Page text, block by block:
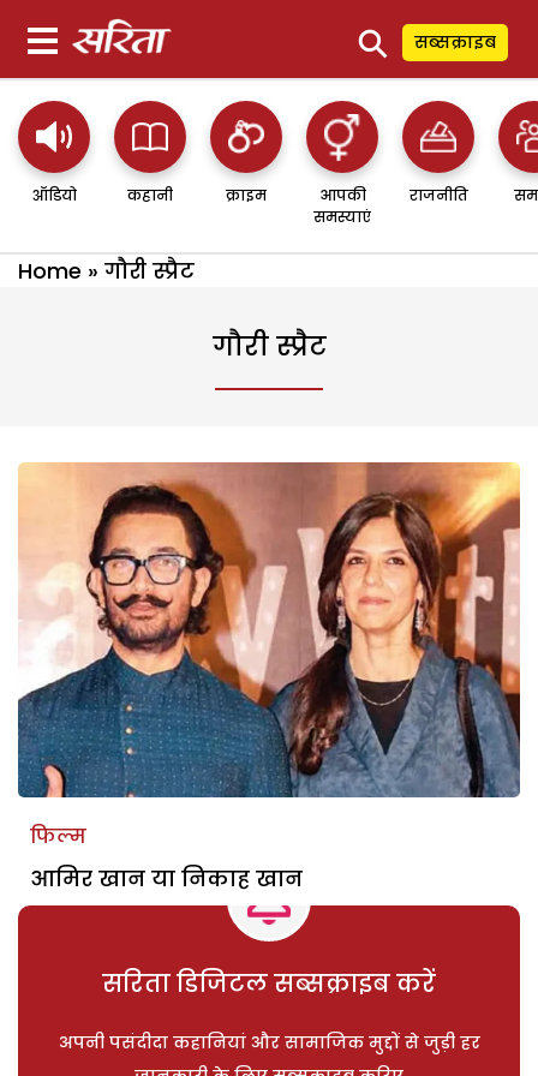
⚲ सब्सक्राइब
ऑडियो कहानी क्राइम
आपकी
समस्याएं
राजनीति
Home » गौरी स्प्रैट
गौरी स्प्रैट
फिल्म
आमिर खान या निकाह खान
सरिता डिजिटल सब्सक्राइब करें
अपनी पसंदीदा कहानियां और सामाजिक मुद्दों से जुड़ी हर